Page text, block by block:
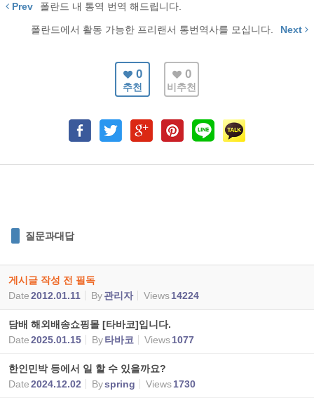
Prev 폴란드 내 통역 번역 해드립니다.
폴란드에서 활동 가능한 프리랜서 통번역사를 모십니다. Next
0
추천
0
비추천
질문과대답
게시글 작성 전 필독
Date2012.01.11 By관리자 Views14224
담배 해외배송쇼핑몰 [타바코]입니다.
Date2025.01.15 By타바코 Views1077
한인민박 등에서 일 할 수 있을까요?
Date2024.12.02 Byspring Views1730